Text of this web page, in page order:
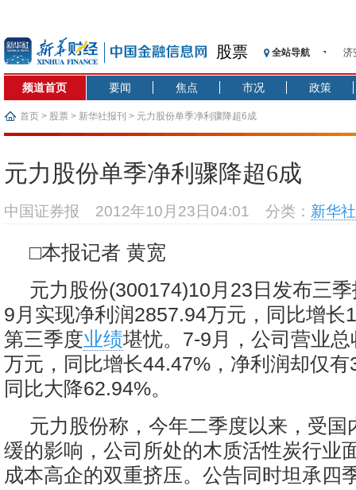
股票 全站导航
济
【
济
基
频道首页 要闻 焦点 市况 政策
首页 > 股票 > 新华社报刊 > 元力股份单季净利骤降超6成
元力股份单季净利骤降超6成
中国证券报 2012年10月23日04:01 分类： 新华
□本报记者 黄宽
元力股份(300174)10月23日发布三
9月实现净利润2857.94万元，同比增长
第三季度业绩堪忧。7-9月，公司营业
万元，同比增长44.47%，净利润却仅
同比大降62.94%。
元力股份称，今年二季度以来，受国
缓的影响，公司所处的木质活性炭行业
成本高企的双重挤压。公告同时坦承四